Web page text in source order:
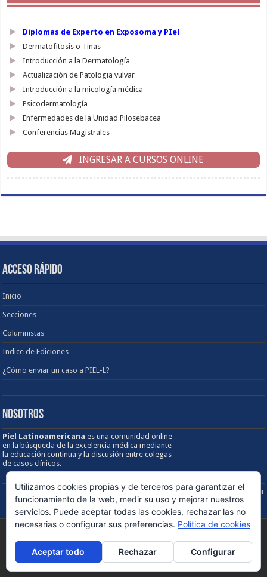
Diplomas de Experto en Exposoma y PIel
Dermatofitosis o Tiñas
Introducción a la Dermatología
Actualización de Patologia vulvar
Introducción a la micología médica
Psicodermatología
Enfermedades de la Unidad Pilosebacea
Conferencias Magistrales
INGRESAR A CURSOS ONLINE
ACCESO RÁPIDO
Inicio
Secciones
Columnistas
Indice de Ediciones
¿Cómo enviar un caso a PIEL-L?
NOSOTROS
Piel Latinoamericanaes una comunidad online
en la búsqueda de la excelencia médica mediante
la educación continua y la discusión entre colegas
de casos clínicos.
Sobre los Derechos de Autor / Disclaimer
© Copyright 1998 - 2026, PIEL Latinoamericana. Todos los derechos
reservados - Versión 5.0
Utilizamos cookies propias y de terceros para garantizar el
funcionamiento de la web, medir su uso y mejorar nuestros
servicios. Puede aceptar todas las cookies, rechazar las no
necesarias o configurar sus preferencias. Política de cookies
Aceptar todo Rechazar Configurar